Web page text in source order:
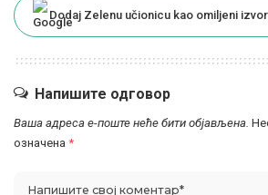
Dodaj Zelenu učionicu kao omiljeni
Напишите одговор
Ваша адреса е-поште неће бити објављена.
означена *